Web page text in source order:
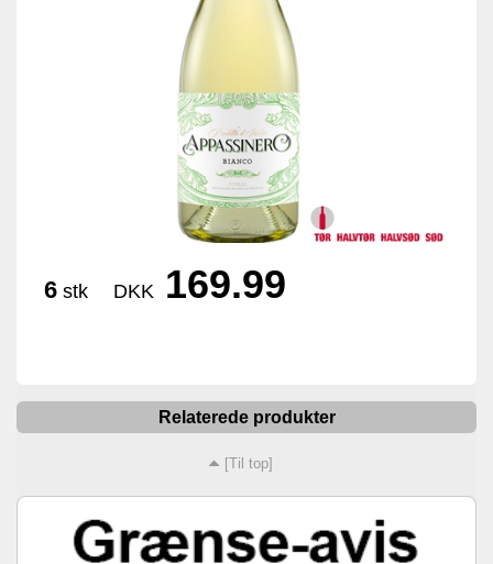
6 stk DKK 169.99
Relaterede produkter
[Til top]